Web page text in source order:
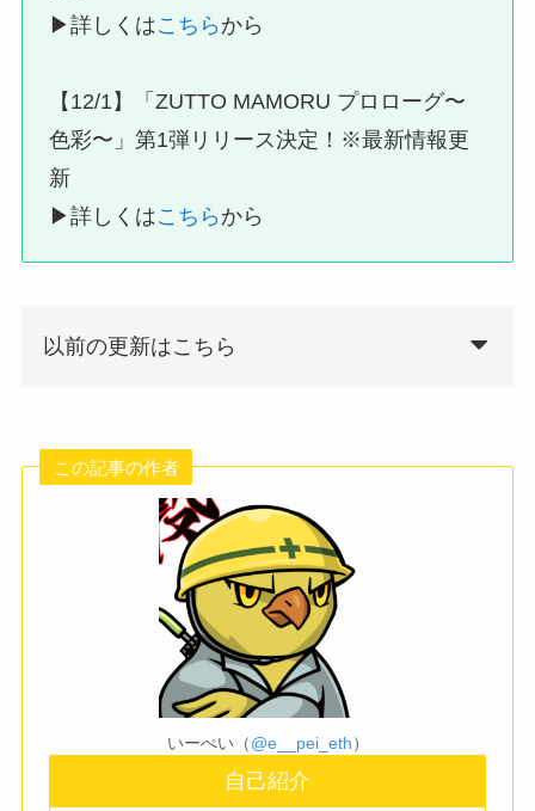
▶︎詳しくはこちら から
【12/1】「ZUTTO MAMORU プロローグ〜
色彩〜」第1弾リリース決定！※最新情報更
新
▶︎詳しくはこちら から
以前の更新はこちら
この記事の作者
いーぺい（@e__pei_eth）
自己紹介